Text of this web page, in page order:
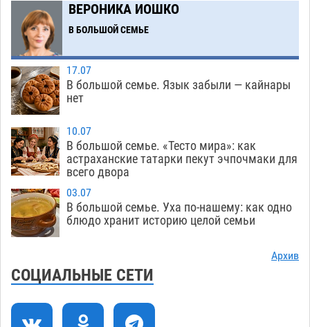
теории игр
18:23
В пятницу без электричества окажутся
Астрахань, Ахтубинск и 6 поселений
06.08 397
17:40
В астраханском поселке ведутся работы по
двум федеральным проектам
16:59
Модное дефиле собак и кошек пройдет в
Астрахани
16:36
Огромного сома вытащили из Волги на
набережной в Астрахани
06.08
Астрахани продолжают не верить, что их
торговые точки снесут
15:22
Ящерицу из астраханской пустыни поместили
ВЕРОНИКА ИОШКО
В БОЛЬШОЙ СЕМЬЕ
17.07
В большой семье. Язык забыли — кайнары
нет
10.07
В большой семье. «Тесто мира»: как
астраханские татарки пекут эчпочмаки для
всего двора
03.07
В большой семье. Уха по-нашему: как одно
блюдо хранит историю целой семьи
Архив
СОЦИАЛЬНЫЕ СЕТИ